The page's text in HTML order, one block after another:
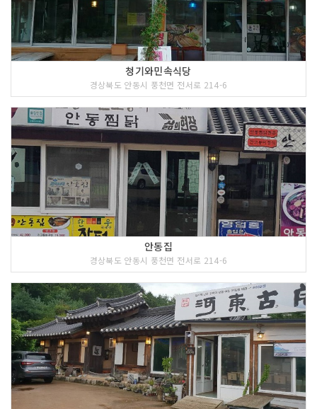
청기와민속식당
경상북도 안동시 풍천면 전서로 214-6
안동집
경상북도 안동시 풍천면 전서로 214-6